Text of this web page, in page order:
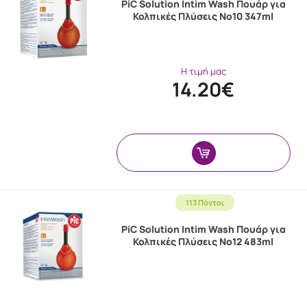
PiC Solution Intim Wash Πουάρ για
Κολπικές Πλύσεις Νο10 347ml
Η τιμή μας
14.20€
113 Πόντοι
PiC Solution Intim Wash Πουάρ για
Κολπικές Πλύσεις Νο12 483ml